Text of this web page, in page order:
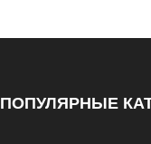
ПОПУЛЯРНЫЕ